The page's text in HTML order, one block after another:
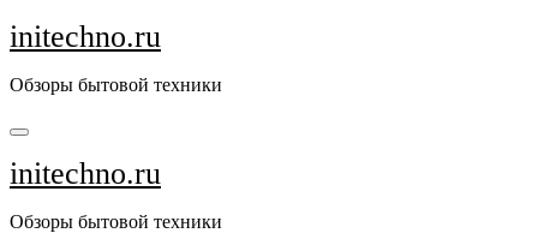
Перейти
к
initechno.ru
Обзоры бытовой техники
initechno.ru
Обзоры бытовой техники